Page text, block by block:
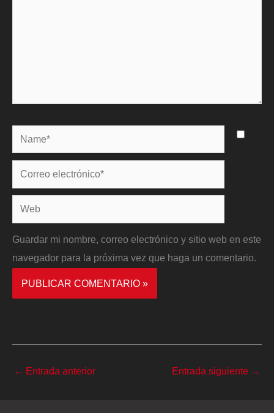
Name*
Correo
electrónico*
Web
Guardar mi nombre, correo electrónico y sitio web en este
navegador para la próxima vez que haga un comentario.
← Entrada anterior Entrada siguiente →